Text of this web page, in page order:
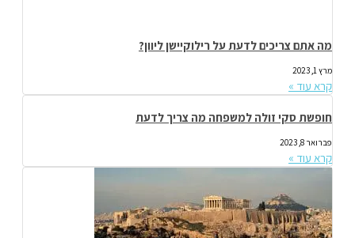
מה אתם צריכים לדעת על רילוקיישן ליוון?
מרץ 1, 2023
קרא עוד »
חופשת סקי זולה למשפחה מה צריך לדעת
פברואר 8, 2023
קרא עוד »